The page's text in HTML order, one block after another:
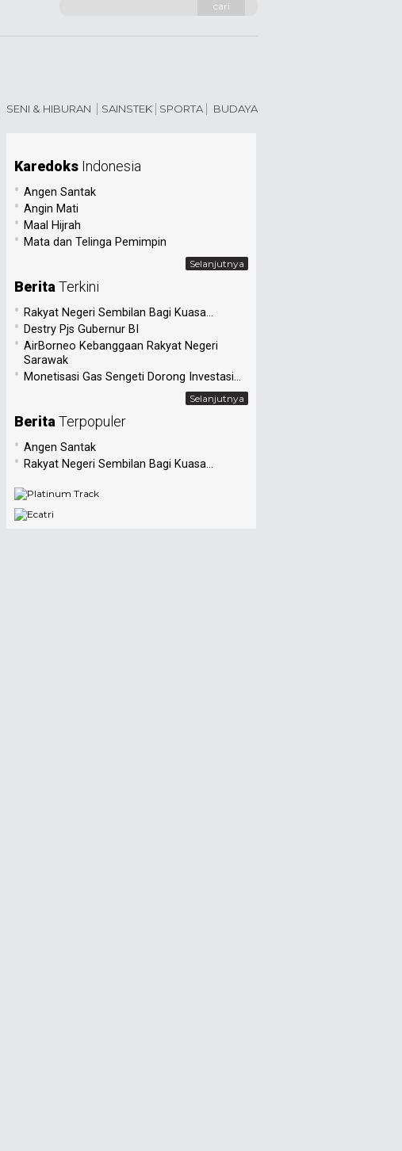
cari
SENI & HIBURAN SAINSTEK SPORTA BUDAYA
Karedoks Indonesia
• Angen Santak
• Angin Mati
• Maal Hijrah
• Mata dan Telinga Pemimpin
Selanjutnya
Berita Terkini
• Rakyat Negeri Sembilan Bagi Kuasa...
• Destry Pjs Gubernur BI
• AirBorneo Kebanggaan Rakyat Negeri
Sarawak
• Monetisasi Gas Sengeti Dorong Investasi...
Selanjutnya
Berita Terpopuler
• Angen Santak
• Rakyat Negeri Sembilan Bagi Kuasa...